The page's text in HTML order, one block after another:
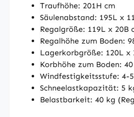
Traufhöhe: 201H cm
Säulenabstand: 195L x
Regalgröße: 119L x 20B
Regalhöhe zum Boden:
Lagerkorbgröße: 120L x
Korbhöhe zum Boden:
Windfestigkeitsstufe: 4-
Schneelastkapazität: 5
Belastbarkeit: 40 kg